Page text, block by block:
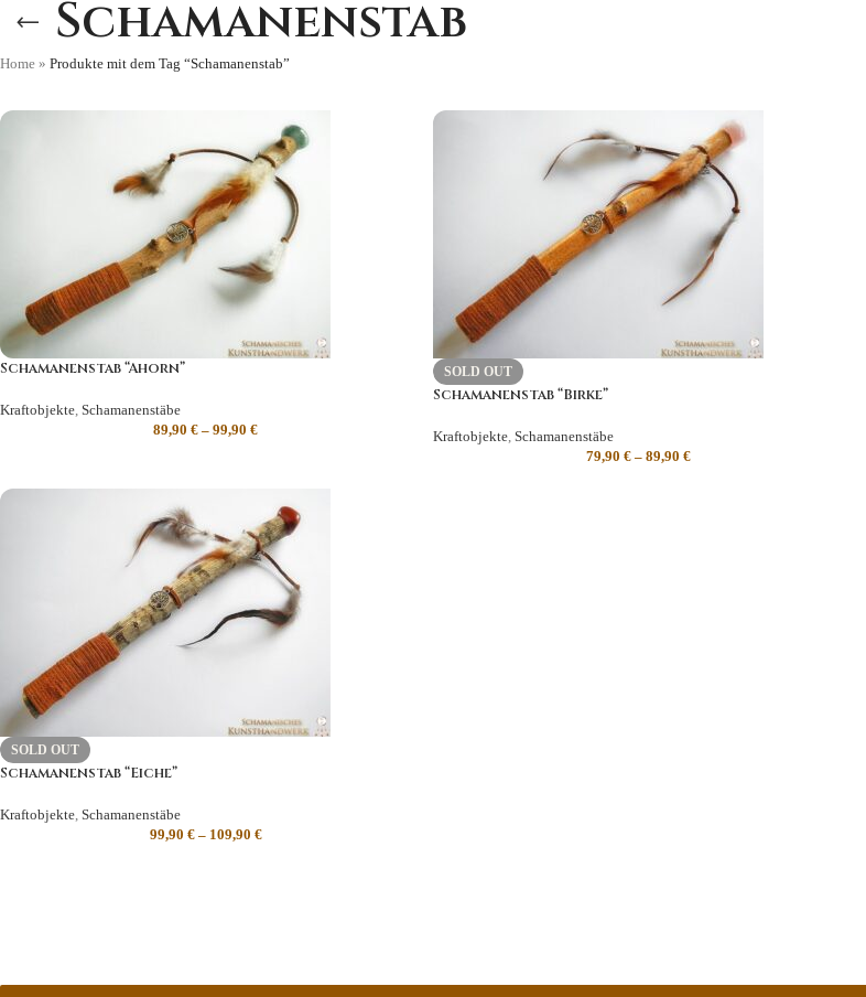
Schamanenstab
Home » Produkte mit dem Tag “Schamanenstab”
Schamanenstab “Ahorn”
Kraftobjekte, Schamanenstäbe
89,90€ –99,90€
SOLD OUT
Schamanenstab “Birke”
Kraftobjekte, Schamanenstäbe
79,90€ –89,90€
SOLD OUT
Schamanenstab “Eiche”
Kraftobjekte, Schamanenstäbe
99,90 €– 109,90 €